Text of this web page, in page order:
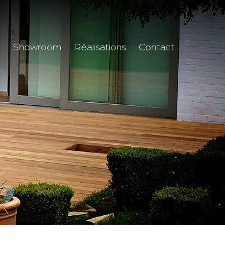
Showroom Réalisations Contact